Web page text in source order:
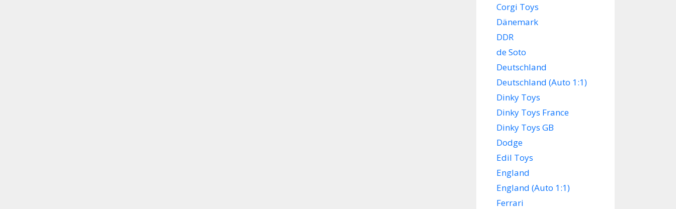
Corgi Toys
Dänemark
DDR
de Soto
Deutschland
Deutschland (Auto 1:1)
Dinky Toys
Dinky Toys France
Dinky Toys GB
Dodge
Edil Toys
England
England (Auto 1:1)
Ferrari